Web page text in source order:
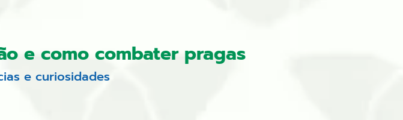
e como combater pragas
e curiosidades